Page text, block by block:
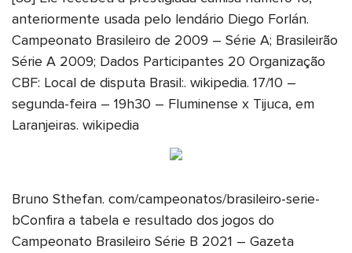
anteriormente usada pelo lendário Diego Forlán.
Campeonato Brasileiro de 2009 – Série A; Brasileirão
Série A 2009; Dados Participantes 20 Organização
CBF: Local de disputa Brasil:. wikipedia. 17/10 –
segunda-feira – 19h30 – Fluminense x Tijuca, em
Laranjeiras. wikipedia
Bruno Sthefan. com/campeonatos/brasileiro-serie-
bConfira a tabela e resultado dos jogos do
Campeonato Brasileiro Série B 2021 – Gazeta